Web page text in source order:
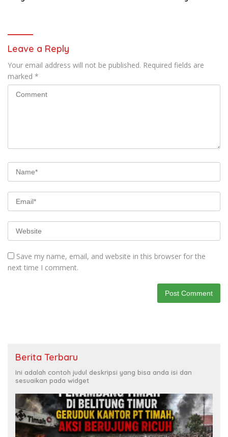
Leave a Reply
Your email address will not be published. Required fields are
marked *
Save my name, email, and website in this browser for the
next time I comment.
Berita Terbaru
Ini adalah contoh judul deskripsi yang bisa anda isi dan
sesuaikan pada widget